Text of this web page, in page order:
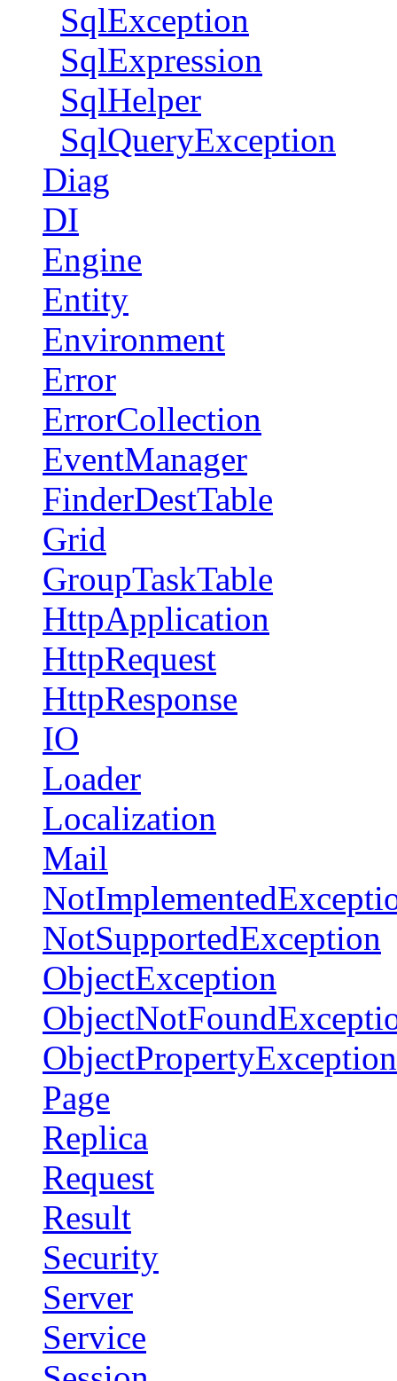
SqlException
SqlExpression
SqlHelper
SqlQueryException
Diag
DI
Engine
Entity
Environment
Error
ErrorCollection
EventManager
FinderDestTable
Grid
GroupTaskTable
HttpApplication
HttpRequest
HttpResponse
IO
Loader
Localization
Mail
NotSupportedException
ObjectException
ObjectPropertyException
Page
Replica
Request
Result
Security
Server
Service